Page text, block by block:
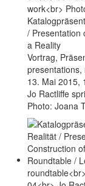
/ Presentation
a Reality
Vortrag,
presentations,
13. Mai 2015,
Jo Ractliffe
Photo: Joana